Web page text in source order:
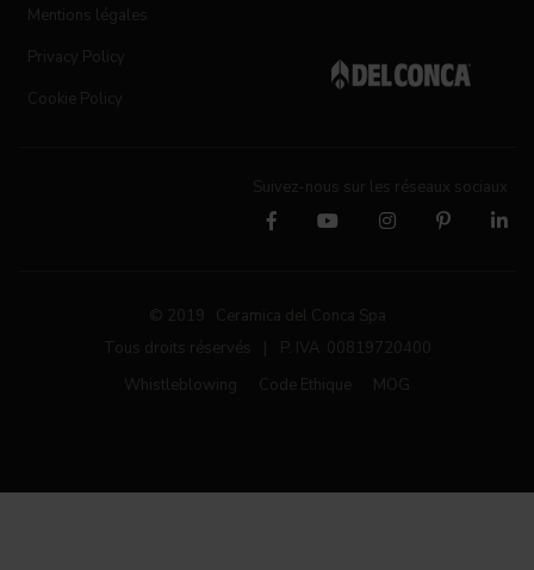
Mentions légales
Privacy Policy
Cookie Policy
Suivez-nous sur les réseaux sociaux
© 2019 Ceramica del Conca Spa
Tous droits réservés
P. IVA 00819720400
Whistleblowing
Code Ethique MOG